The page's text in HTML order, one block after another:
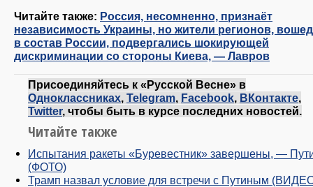
Читайте также: Россия, несомненно, признаёт
независимость Украины, но жители регионов,
в состав России, подвергались шокирующей
дискриминации со стороны Киева, — Лавров
Присоединяйтесь к «Русской Весне» в
Одноклассниках Telegram Facebook ВКонтакте
Twitter, чтобы быть в курсе последних новостей.
Читайте также
Испытания ракеты «Буревестник» завершены, —
(ФОТО)
Трамп назвал условие для встречи с Путиным